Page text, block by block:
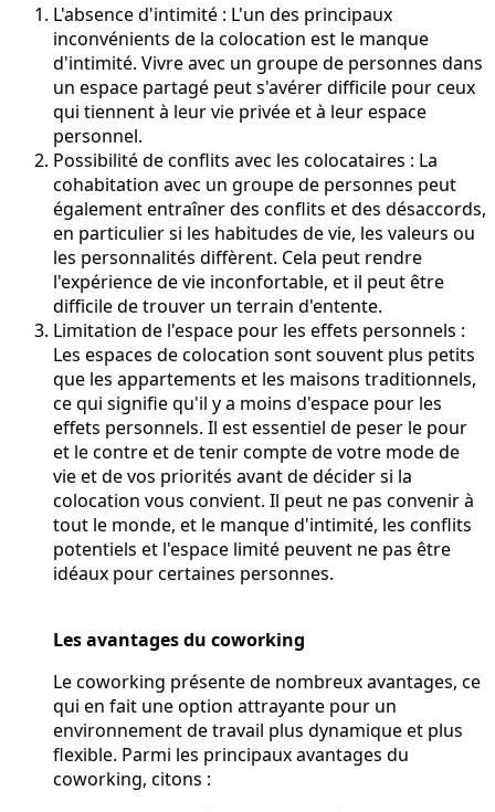
L'absence d'intimité : L'un des principaux
inconvénients de la colocation est le manque
d'intimité. Vivre avec un groupe de personnes dans
un espace partagé peut s'avérer difficile pour ceux
qui tiennent à leur vie privée et à leur espace
personnel.
Possibilité de conflits avec les colocataires : La
cohabitation avec un groupe de personnes peut
également entraîner des conflits et des désaccords,
en particulier si les habitudes de vie, les valeurs ou
les personnalités diffèrent. Cela peut rendre
l'expérience de vie inconfortable, et il peut être
difficile de trouver un terrain d'entente.
Limitation de l'espace pour les effets personnels :
Les espaces de colocation sont souvent plus petits
que les appartements et les maisons traditionnels,
ce qui signifie qu'il y a moins d'espace pour les
effets personnels. Il est essentiel de peser le pour
et le contre et de tenir compte de votre mode de
vie et de vos priorités avant de décider si la
colocation vous convient. Il peut ne pas convenir à
tout le monde, et le manque d'intimité, les conflits
potentiels et l'espace limité peuvent ne pas être
idéaux pour certaines personnes.
Les avantages du coworking
Le coworking présente de nombreux avantages, ce
qui en fait une option attrayante pour un
environnement de travail plus dynamique et plus
flexible. Parmi les principaux avantages du
coworking, citons :